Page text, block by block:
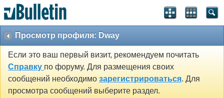
Просмотр профиля: Dway
Если это ваш первый визит, рекомендуем почитать
Справку по форуму. Для размещения своих
сообщений необходимо зарегистрироваться. Для
просмотра сообщений выберите раздел.